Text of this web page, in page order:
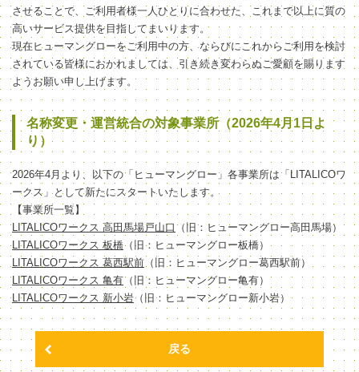
させることで、ご利用者様一人ひとりに合わせた、これまで以上に質の
高いサービス提供を目指してまいります。
現在ヒューマングローをご利用中の方、ならびにこれからご利用を検討
されている皆様におかれましては、引き続き変わらぬご愛顧を賜ります
ようお願い申し上げます。
名称変更・運営統合の対象事業所（2026年4月1日よ
り）
2026年4月より、以下の「ヒューマングロー」各事業所は「LITALICOワ
ークス」として新たにスタートいたします。
【事業所一覧】
LITALICOワークス 高田馬場戸山口 （旧：ヒューマングロー高田馬場）
LITALICOワークス 板橋（旧：ヒューマングロー板橋）
LITALICOワークス 葛西駅前 （旧：ヒューマングロー葛西駅前）
LITALICOワークス 亀有（旧：ヒューマングロー亀有）
LITALICOワークス 新小岩（旧：ヒューマングロー新小岩）
戻る